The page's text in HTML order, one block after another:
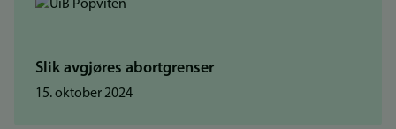
Slik avgjøres abortgrenser
15. oktober 2024